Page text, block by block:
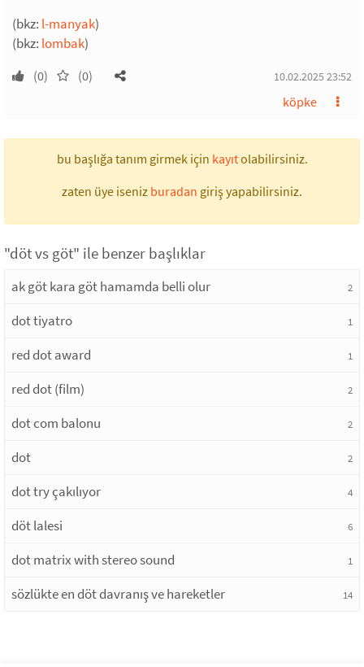
(bkz: l-manyak)
(bkz: lombak)
(0) (0) 10.02.2025 23:52
köpke
bu başlığa tanım girmek için kayıtolabilirsiniz.
zaten üye iseniz buradan giriş yapabilirsiniz.
"döt vs göt" ile benzer başlıklar
ak göt kara göt hamamda belli olur 2
dot tiyatro 1
red dot award 1
red dot (film) 2
dot com balonu 2
dot 2
dot try çakılıyor 4
döt lalesi 6
dot matrix with stereo sound 1
sözlükte en döt davranış ve hareketler 14